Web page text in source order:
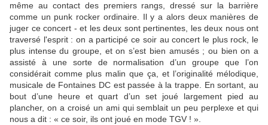
même au contact des premiers rangs, dressé sur la barrière
comme un punk rocker ordinaire. Il y a alors deux manières de
juger ce concert - et les deux sont pertinentes, les deux nous ont
traversé l'esprit : on a participé ce soir au concert le plus rock, le
plus intense du groupe, et on s’est bien amusés ; ou bien on a
assisté à une sorte de normalisation d’un groupe que l’on
considérait comme plus malin que ça, et l’originalité mélodique,
musicale de Fontaines DC est passée à la trappe. En sortant, au
bout d’une heure et quart d’un set joué largement pied au
plancher, on a croisé un ami qui semblait un peu perplexe et qui
nous a dit : « ce soir, ils ont joué en mode TGV ! ».